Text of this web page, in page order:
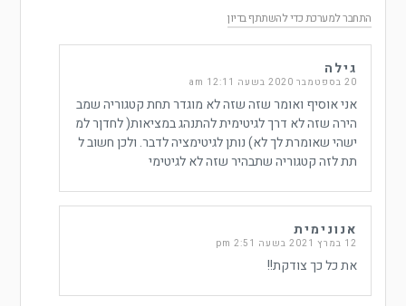
התחבר למערכת כדי להשתתף בדיון
גילה
20 בספטמבר 2020 בשעה 12:11 am
אני אוסיף ואומר שזה שזה לא מוגדר תחת קטגוריה שמב
הירה שזה לא דרך לגיטימית להתנהג במציאות( לחדןר למ
ישהי שאומרת לך לא) נותן לגיטימציה לדבר. ולכן חשוב ל
תת לזה קטגוריה שתבהיר שזה לא לגיטימי
אנונימית
12 במרץ 2021 בשעה 2:51 pm
את כל כך צודקת!!